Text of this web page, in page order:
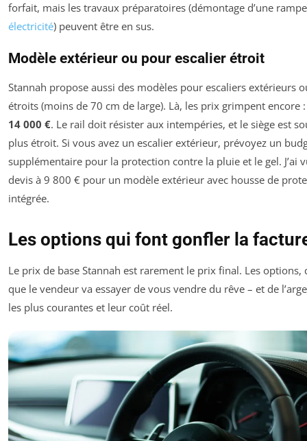
forfait, mais les travaux préparatoires (démontage d’une
électricité) peuvent être en sus.
Modèle extérieur ou pour escalier étroit
Stannah propose aussi des modèles pour escaliers extérieurs
étroits (moins de 70 cm de large). Là, les prix grimpent encore
14 000 €. Le rail doit résister aux intempéries, et le siège est
plus étroit. Si vous avez un escalier extérieur, prévoyez un
supplémentaire pour la protection contre la pluie et le gel. J’ai
devis à 9 800 € pour un modèle extérieur avec housse de
intégrée.
Les options qui font gonfler la
Le prix de base Stannah est rarement le prix final. Les options,
que le vendeur va essayer de vous vendre du rêve – et de
les plus courantes et leur coût réel.